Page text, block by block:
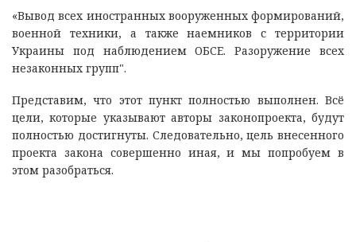
«Вывод всех иностранных вооруженных формирований,
военной техники, а также наемников с территории
Украины под наблюдением ОБСЕ. Разоружение всех
незаконных групп".
Представим, что этот пункт полностью выполнен. Всё
цели, которые указывают авторы законопроекта, будут
полностью достигнуты. Следовательно, цель внесенного
проекта закона совершенно иная, и мы попробуем в
этом разобраться.